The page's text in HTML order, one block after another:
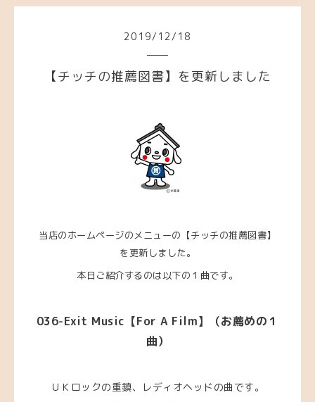
2019/ 12/ 18
【チッチの推薦図書】を更新しました
当店のホームページのメニューの【チッチの推薦図書】
を更新しました。
本日ご紹介するのは以下の１曲です。
036-Exit Music【For A Film】（お薦めの１
曲）
ＵＫロックの重鎮、レディオヘッドの曲です。